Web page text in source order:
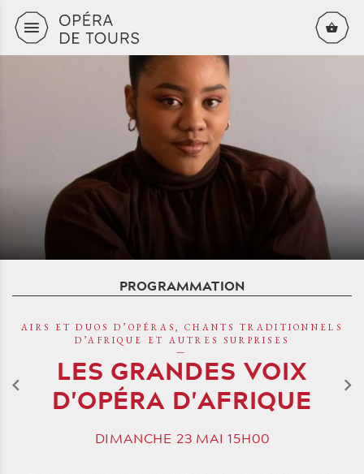
Aller au contenu principal
PROGRAMMATION
AIRS ET DUOS D’OPÉRAS, CHANTS TRADITIONNELS
D’AFRIQUE ET AUTRES SURPRISES
LES GRANDES VOIX
D'OPÉRA D'AFRIQUE
DIMANCHE 23 MAI15H00